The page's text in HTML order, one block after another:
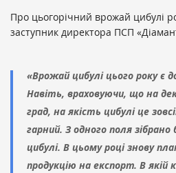
Про цьогорічний врожай цибулі
заступник директора ПСП
«Врожай цибулі цього року є
Навіть, враховуючи, що на
град, на якість цибулі це
гарний. З одного поля
цибулі. В цьому році знову
продукцію на експорт. В якій